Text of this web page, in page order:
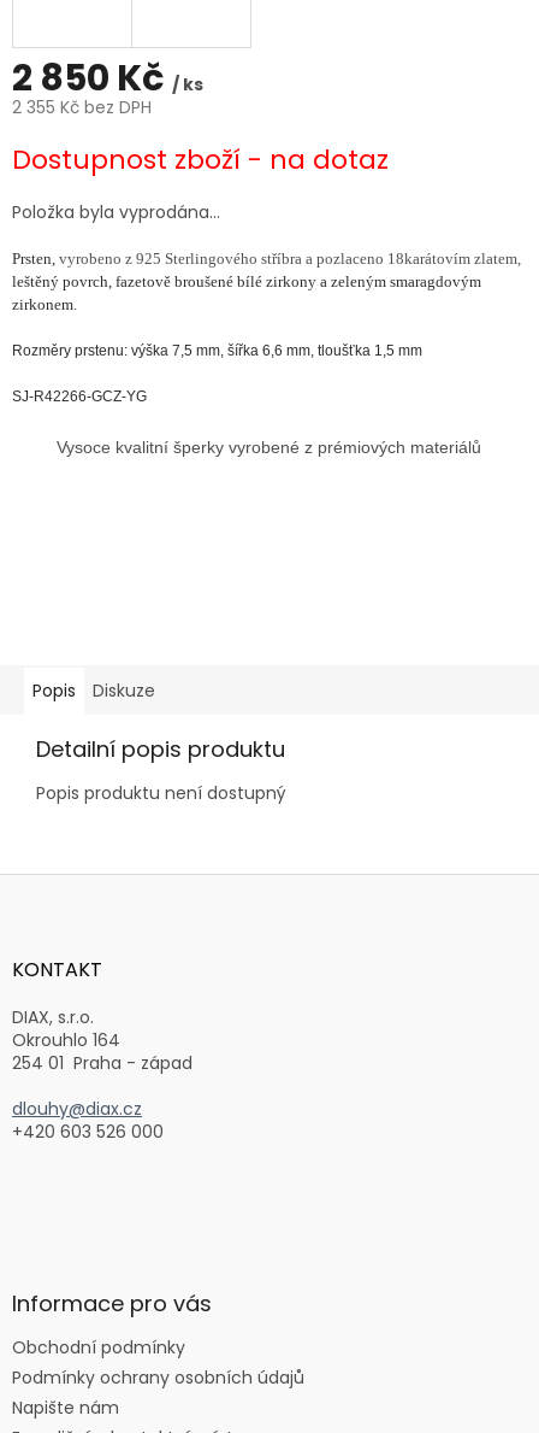
2 850 Kč / ks
2 355 Kč bez DPH
cena:
Dostupnost zboží - na dotaz
Položka byla vyprodána…
Prsten, vyrobeno z 925 Sterlingového stříbra a pozlaceno 18karátovím zlatem,
leštěný povrch, fazetově broušené bílé zirkony a zeleným smaragdovým
zirkonem.
Rozměry prstenu: výška 7,5 mm, šířka 6,6 mm, tloušťka 1,5 mm
SJ-R42266-GCZ-YG
Vysoce kvalitní šperky vyrobené z prémiových materiálů
Popis Diskuze
Detailní popis produktu
Popis produktu není dostupný
Z
aKONTAKT
DIAX, s.r.o.
Okrouhlo 164
254 01 Praha - západ
dlouhy@diax.cz
+420 603 526 000
Informace pro vás
Obchodní podmínky
Podmínky ochrany osobních údajů
Napište nám